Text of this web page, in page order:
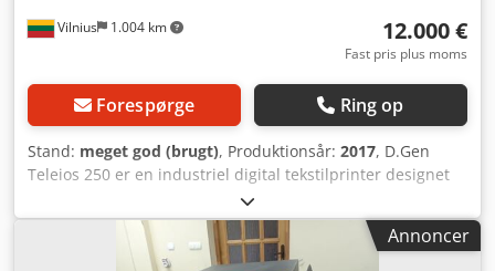
Vilnius 1.004 km 12.000 €
Fast pris plus moms
Forespørge Ring op
Stand: meget god (brugt), Produktionsår: 2017, D.Gen
Teleios 250 er en industriel digital tekstilprinter designet
til direkte roll-to-roll-print på tekstiler med en bred
printbredde. Denne robuste maskine egner sig til
storformatproduktion af tekstiler, herunder
Annoncer